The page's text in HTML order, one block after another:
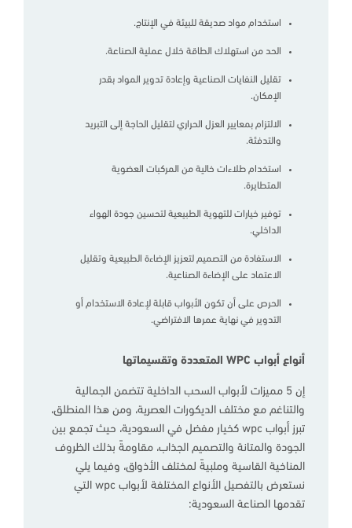
استخدام مواد صديقة للبيئة في الإنتاج.
الحد من استهلاك الطاقة خلال عملية الصناعة.
تقليل النفايات الصناعية وإعادة تدوير المواد بقدر
الإمكان.
الالتزام بمعايير العزل الحراري لتقليل الحاجة إلى التبريد
والتدفئة.
استخدام طلاءات خالية من المركبات العضوية
المتطايرة.
توفير خيارات للتهوية الطبيعية لتحسين جودة الهواء
الداخلي.
الاستفادة من التصميم لتعزيز الإضاءة الطبيعية وتقليل
الاعتماد على الإضاءة الصناعية.
الحرص على أن تكون الأبواب قابلة لإعادة الاستخدام أو
التدوير في نهاية عمرها الافتراضي.
أنواع أبواب WPC المتعددة وتقسيماتها
إن 5 مميزات لأبواب السحب الداخلية تتضمن الجمالية
والتناغم مع مختلف الديكورات العصرية، ومن هذا المنطلق،
تبرز أبواب wpc كخيار مفضل في السعودية، حيث تجمع بين
الجودة والمتانة والتصميم الجذاب، مقاومةً بذلك الظروف
المناخية القاسية وملبيةً لمختلف الأذواق، وفيما يلي
نستعرض بالتفصيل الأنواع المختلفة لأبواب wpc التي
تقدمها الصناعة السعودية: